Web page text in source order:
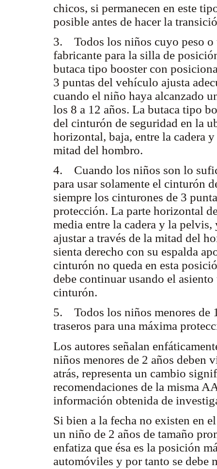
chicos, si permanecen en este
posible antes de hacer la
3. Todos los niños cuyo peso o
fabricante para la silla de
butaca tipo booster con
3 puntas del vehículo ajusta
cuando el niño haya alcanzado
los 8 a 12 años. La butaca tipo
del cinturón de seguridad en la
horizontal, baja, entre la cadera
mitad del hombro.
4. Cuando los niños son lo
para usar solamente el cinturón
siempre los cinturones de 3
protección. La parte horizontal
media entre la cadera y la
ajustar a través de la mitad del
sienta derecho con su espalda
cinturón no queda en esta
debe continuar usando el
cinturón.
5. Todos los niños menores de
traseros para una máxima
Los autores señalan
niños menores de 2 años deben
atrás, representa un cambio
recomendaciones de la misma
información obtenida de
Si bien a la fecha no existen en
un niño de 2 años de tamaño
enfatiza que ésa es la posición
automóviles y por tanto se debe